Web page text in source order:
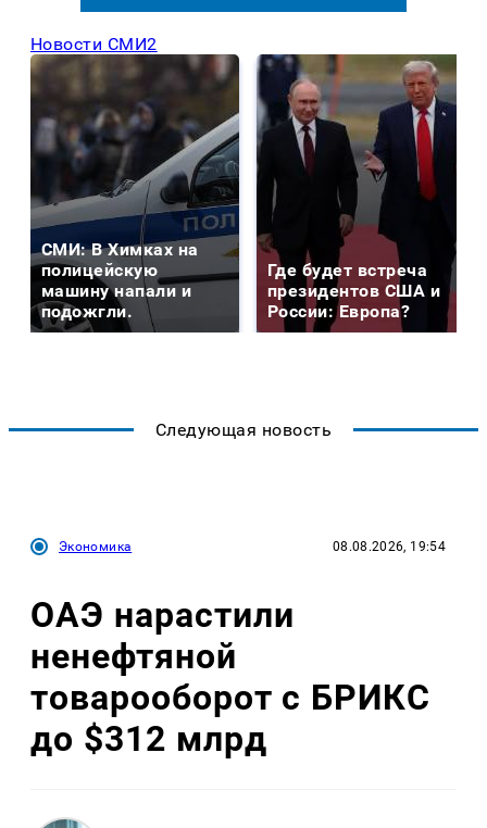
Новости СМИ2
СМИ: В Химках на
полицейскую
машину напали и
подожгли.
Где будет встреча
президентов США и
России: Европа?
Следующая новость
Экономика 08.08.2026, 19:54
ОАЭ нарастили
ненефтяной
товарооборот с БРИКС
до $312 млрд